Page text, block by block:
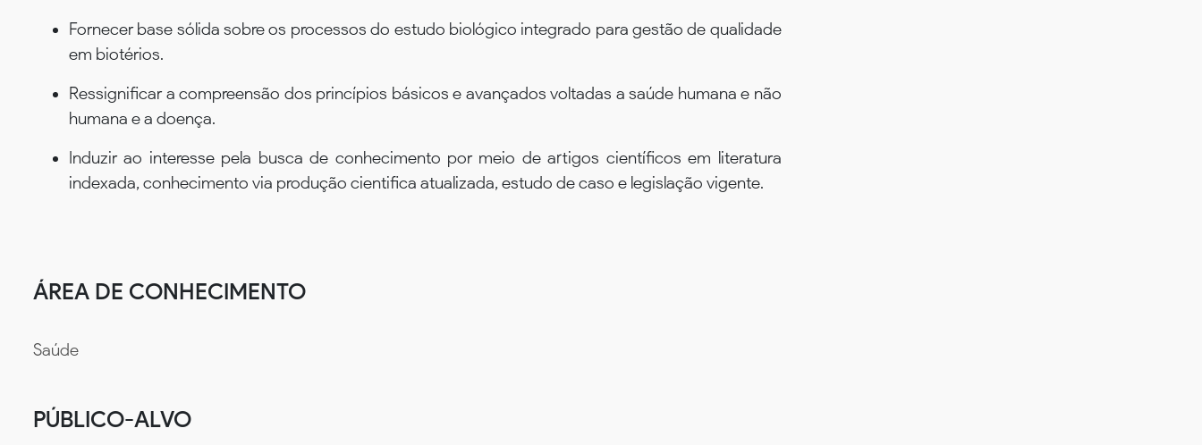
Fornecer base sólida sobre os processos do estudo biológico integrado para gestão de qualidade
em biotérios.
Ressignificar a compreensão dos princípios básicos e avançados voltadas a saúde humana e não
humana e a doença.
Induzir ao interesse pela busca de conhecimento por meio de artigos científicos em literatura
indexada, conhecimento via produção cientifica atualizada, estudo de caso e legislação vigente.
ÁREA DE CONHECIMENTO
Saúde
PÚBLICO-ALVO